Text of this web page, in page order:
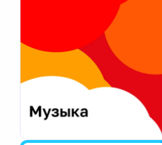
Екатеринбург
Калининград
Калуга